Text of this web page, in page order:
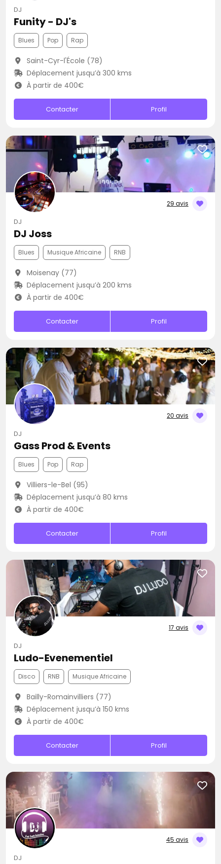
DJ
Funity - DJ's
Blues Pop Rap
Saint-Cyr-l'École (78)
Déplacement jusqu’à 300 kms
À partir de 400€
Contacter Profil
29 avis
DJ
DJ Joss
Blues Musique Africaine RNB
Moisenay (77)
Déplacement jusqu’à 200 kms
À partir de 400€
Contacter Profil
20 avis
DJ
Gass Prod & Events
Blues Pop Rap
Villiers-le-Bel (95)
Déplacement jusqu’à 80 kms
À partir de 400€
Contacter Profil
17 avis
DJ
Ludo-Evenementiel
Disco RNB Musique Africaine
Bailly-Romainvilliers (77)
Déplacement jusqu’à 150 kms
À partir de 400€
Contacter Profil
45 avis
DJ